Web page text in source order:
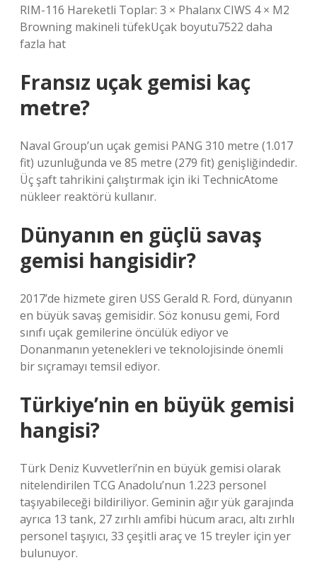
RIM-116 Hareketli Toplar: 3 × Phalanx CIWS 4 × M2
Browning makineli tüfekUçak boyutu7522 daha
fazla hat
Fransız uçak gemisi kaç
metre?
Naval Group’un uçak gemisi PANG 310 metre (1.017
fit) uzunluğunda ve 85 metre (279 fit) genişliğindedir.
Üç şaft tahrikini çalıştırmak için iki TechnicAtome
nükleer reaktörü kullanır.
Dünyanın en güçlü savaş
gemisi hangisidir?
2017’de hizmete giren USS Gerald R. Ford, dünyanın
en büyük savaş gemisidir. Söz konusu gemi, Ford
sınıfı uçak gemilerine öncülük ediyor ve
Donanmanın yetenekleri ve teknolojisinde önemli
bir sıçramayı temsil ediyor.
Türkiye’nin en büyük gemisi
hangisi?
Türk Deniz Kuvvetleri’nin en büyük gemisi olarak
nitelendirilen TCG Anadolu’nun 1.223 personel
taşıyabileceği bildiriliyor. Geminin ağır yük garajında ​​
ayrıca 13 tank, 27 zırhlı amfibi hücum aracı, altı zırhlı
personel taşıyıcı, 33 çeşitli araç ve 15 treyler için yer
bulunuyor.